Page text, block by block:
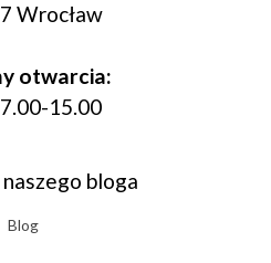
Wrocław
otwarcia:
15.00
bloga
Blog